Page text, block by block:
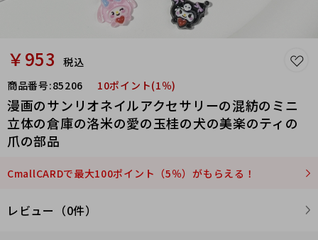
￥953
税込
商品番号:85206 10ポイント(1％)
漫画のサンリオネイルアクセサリーの混紡のミニ
立体の倉庫の洛米の愛の玉桂の犬の美楽のティの
爪の部品
CmallCARDで最大100ポイント（5％）がもらえる！
レビュー（0件）